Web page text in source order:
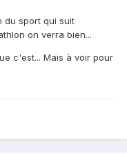
du sport qui suit
on verra bien...
c'est... Mais à voir pour